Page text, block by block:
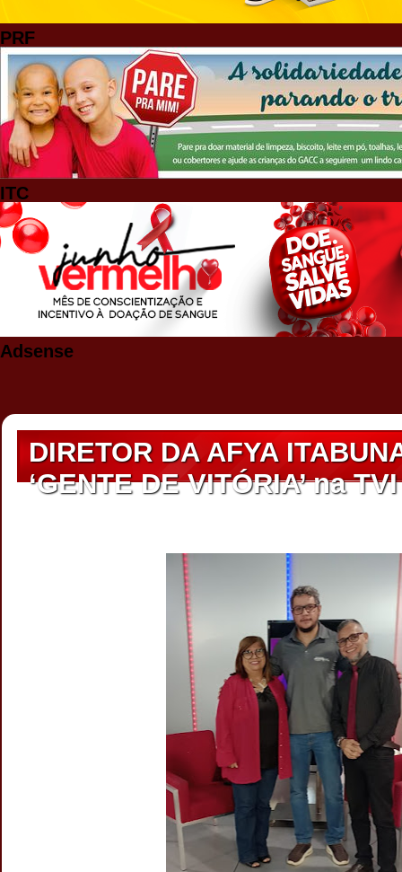
PRF
ITC
Adsense
DIRETOR DA AFYA
‘GENTE DE VITÓRIA’ na TVI